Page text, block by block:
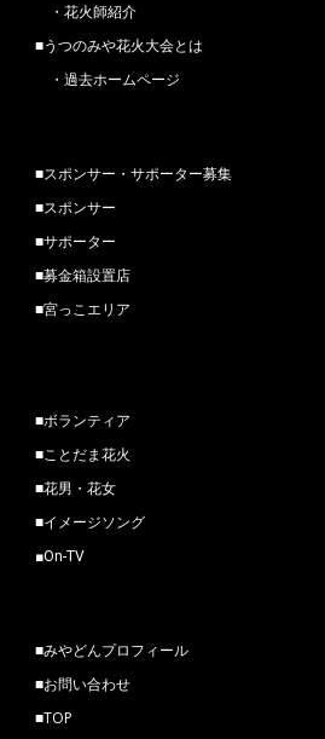
・花火師紹介
■うつのみや花火大会とは
・過去ホームページ
■スポンサー・サポーター募集
■スポンサー
■サポーター
■募金箱設置店
■宮っこエリア
■ボランティア
■ことだま花火
■花男・花女
■イメージソング
■On-TV
■みやどんプロフィール
■お問い合わせ
■TOP